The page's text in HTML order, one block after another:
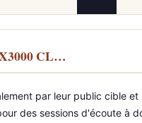
CL…
par leur public cible
des sessions d'écoute à